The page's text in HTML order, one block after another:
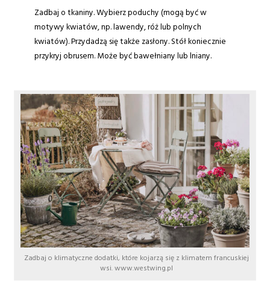
Zadbaj o tkaniny. Wybierz poduchy (mogą być w
motywy kwiatów, np. lawendy, róż lub polnych
kwiatów). Przydadzą się także zasłony. Stół koniecznie
przykryj obrusem. Może być bawełniany lub lniany.
Zadbaj o klimatyczne dodatki, które kojarzą się z klimatem francuskiej
wsi. www.westwing.pl